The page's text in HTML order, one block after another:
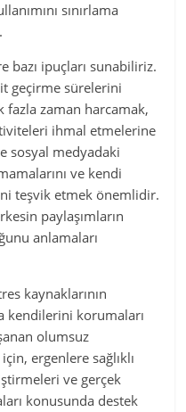
sınırlama
bazı ipuçları sunabiliriz.
geçirme sürelerini
zaman harcamak,
ihmal etmelerine
sosyal medyadaki
ve kendi
teşvik etmek önemlidir.
paylaşımların
anlamaları
kaynaklarının
kendilerini korumaları
olumsuz
ergenlere sağlıklı
ve gerçek
konusunda destek